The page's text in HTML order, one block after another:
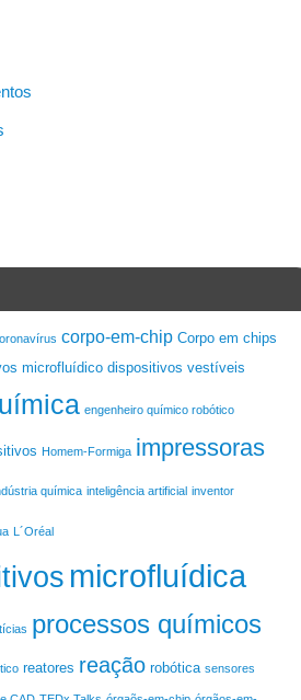
corpo-em-chip Corpo em chips
microfluídico dispositivos vestíveis
engenheiro químico robótico
Homem-Formiga impressoras
química inteligência artificial inventor
L´Oréal
microfluídica
processos químicos
reatores reação robótica sensores